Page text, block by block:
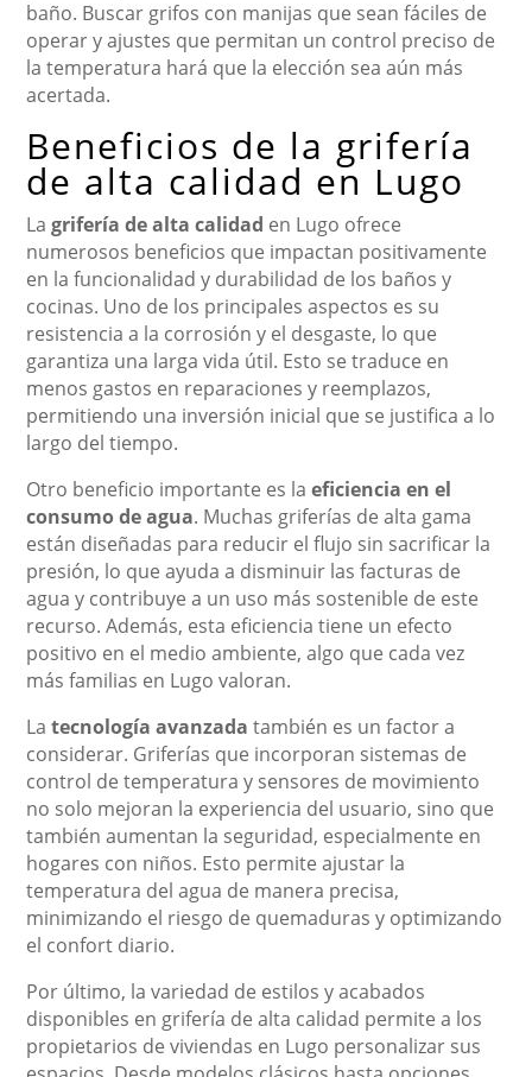
baño. Buscar grifos con manijas que sean fáciles de
operar y ajustes que permitan un control preciso de
la temperatura hará que la elección sea aún más
acertada.
Beneficios de la grifería
de alta calidad en Lugo
Lagrifería de alta calidad en Lugo ofrece
numerosos beneficios que impactan positivamente
en la funcionalidad y durabilidad de los baños y
cocinas. Uno de los principales aspectos es su
resistencia a la corrosión y el desgaste, lo que
garantiza una larga vida útil. Esto se traduce en
menos gastos en reparaciones y reemplazos,
permitiendo una inversión inicial que se justifica a lo
largo del tiempo.
Otro beneficio importante es laeficiencia en el
consumo de agua. Muchas griferías de alta gama
están diseñadas para reducir el flujo sin sacrificar la
presión, lo que ayuda a disminuir las facturas de
agua y contribuye a un uso más sostenible de este
recurso. Además, esta eficiencia tiene un efecto
positivo en el medio ambiente, algo que cada vez
más familias en Lugo valoran.
Latecnología avanzada también es un factor a
considerar. Griferías que incorporan sistemas de
control de temperatura y sensores de movimiento
no solo mejoran la experiencia del usuario, sino que
también aumentan la seguridad, especialmente en
hogares con niños. Esto permite ajustar la
temperatura del agua de manera precisa,
minimizando el riesgo de quemaduras y optimizando
el confort diario.
Por último, la variedad de estilos y acabados
disponibles en grifería de alta calidad permite a los
propietarios de viviendas en Lugo personalizar sus